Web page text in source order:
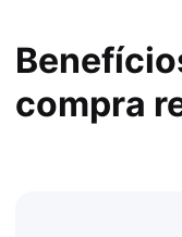
compra